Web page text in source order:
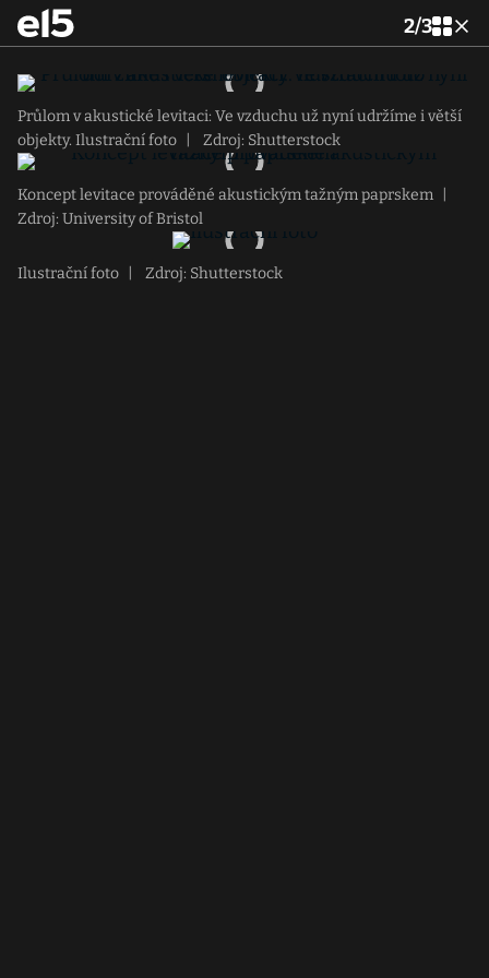
2/3
Průlom v akustické levitaci: Ve vzduchu už nyní udržíme i větší
objekty. Ilustrační foto
Zdroj: Shutterstock
Koncept levitace prováděné akustickým tažným paprskem
Zdroj: University of Bristol
Ilustrační foto Zdroj: Shutterstock